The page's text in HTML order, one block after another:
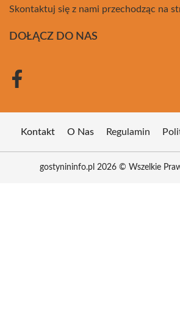
Skontaktuj się z nami przechodząc na
DOŁĄCZ DO NAS
Kontakt O Nas Regulamin
gostynininfo.pl 2026 © Wszelkie